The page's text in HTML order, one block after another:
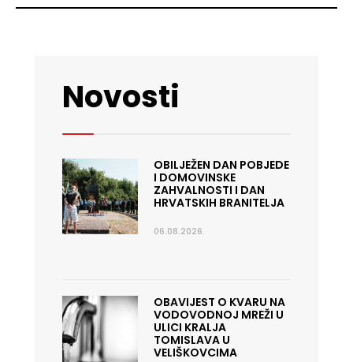
Novosti
OBILJEŽEN DAN POBJEDE
I DOMOVINSKE
ZAHVALNOSTI I DAN
HRVATSKIH BRANITELJA
06.08.2026.
OBAVIJEST O KVARU NA
VODOVODNOJ MREŽI U
ULICI KRALJA
TOMISLAVA U
VELIŠKOVCIMA